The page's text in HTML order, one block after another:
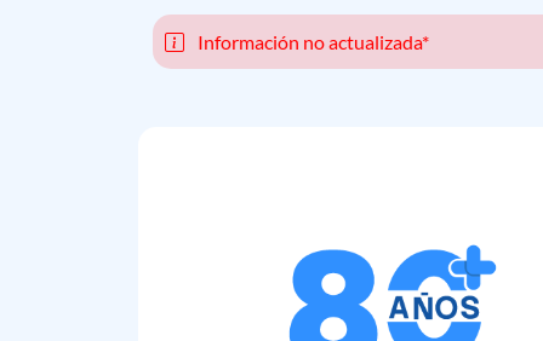
Información no actualizada*